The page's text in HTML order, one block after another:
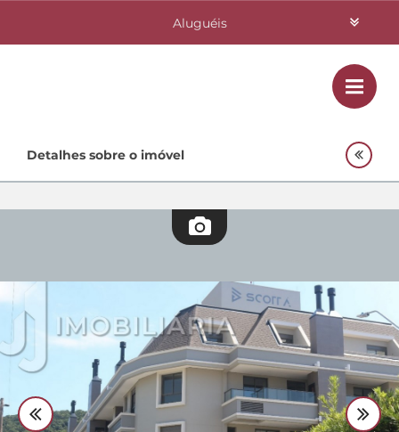
Aluguéis
Investimentos
Quem Somos
Fale Conosco 48 3364-0079
Plantão 48 99842-0500
Divulgue seu imóvel
Detalhes sobre o imóvel